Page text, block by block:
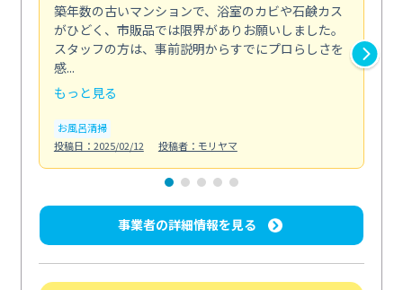
築年数の古いマンションで、浴室のカビや石鹸カス
がひどく、市販品では限界がありお願いしました。
スタッフの方は、事前説明からすでにプロらしさを
感...
もっと見る
お風呂清掃
投稿日：2025/02/12
投稿者：モリヤマ
事業者の詳細情報を見る